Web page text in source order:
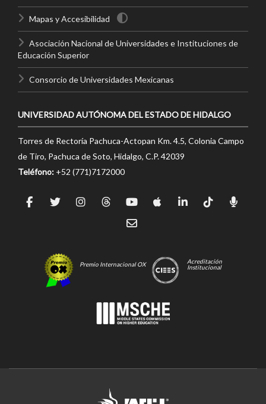
Mapas y Accesibilidad
Asociación Nacional de Universidades e Instituciones de
Educación Superior
Consorcio de Universidades Mexicanas
UNIVERSIDAD AUTÓNOMA DEL ESTADO DE HIDALGO
Torres de Rectoría Pachuca-Actopan Km. 4.5, Colonia Campo
de Tiro, Pachuca de Soto, Hidalgo, C.P. 42039
Teléfono: +52 (771)7172000
Premio Internacional OX
Acreditación
Institucional